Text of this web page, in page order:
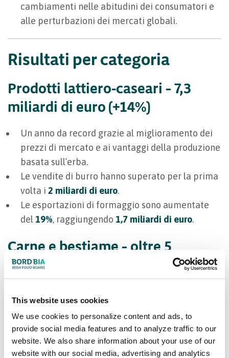
This website uses cookies
We use cookies to personalize content and ads, to
provide social media features and to analyze traffic to our
website. We also share information about your use of our
website with our social media, advertising and analytics
cambiamenti nelle abitudini dei consumatori e
alle perturbazioni dei mercati globali.
Risultati per categoria
Prodotti lattiero-caseari – 7,3
miliardi di euro (+14%)
Un anno da record grazie al miglioramento dei
prezzi di mercato e ai vantaggi della produzione
basata sull’erba.
Le vendite di burro hanno superato per la prima
volta i 2 miliardi di euro.
Le esportazioni di formaggio sono aumentate
del 19%, raggiungendo 1,7 miliardi di euro.
Carne e bestiame – oltre 5
miliardi di euro (+18%)
della carne bovina e delle esportazioni di
bestiame vivo.
Domanda sostenuta dal riconoscimento degli
standard irlandesi di qualità e sostenibilità.